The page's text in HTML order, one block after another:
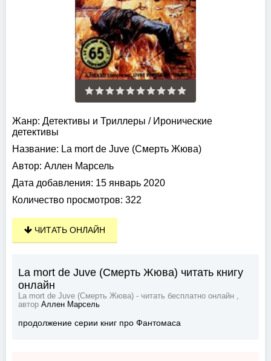
Жанр: Детективы и Триллеры / Иронические
детективы
Название: La mort de Juve (Смерть Жюва)
Автор: Аллен Марсель
Дата добавления: 15 январь 2020
Количество просмотров: 322
ЧИТАТЬ ОНЛАЙН
La mort de Juve (Смерть Жюва) читать книгу
онлайн
La mort de Juve (Смерть Жюва) - читать бесплатно онлайн ,
автор Аллен Марсель
продолжение серии книг про Фантомаса